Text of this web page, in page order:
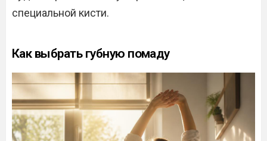
специальной кисти.
Как выбрать губную помаду